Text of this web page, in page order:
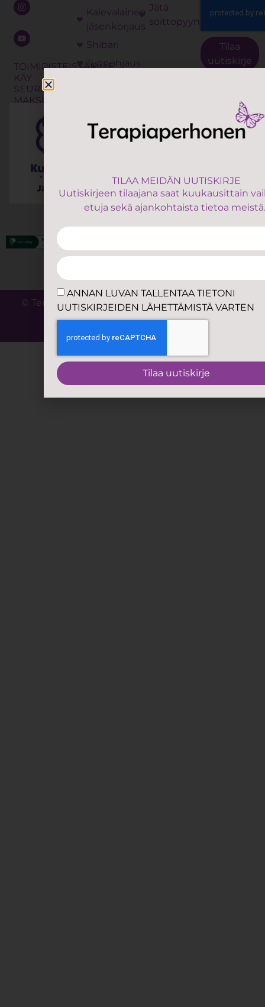
TOIMIPISTEISSÄMME
KÄY
SEURAAVAT
MAKSUTAVAT:
Kalevalainen
jäsenkorjaus
Shibari
Työnohjaus
Jätä
soittopyyntö
Tilaa
uutiskirje
VERKKOKAUPAN MAKSUTAVAT:
© Terapiaperhonen. Y-tunnus 2450832-7. Kaikki
oikeudet pidätetään.
TILAA MEIDÄN UUTISKIRJE
Uutiskirjeen tilaajana saat kuukausittain
etuja sekä ajankohtaista tietoa
ANNAN LUVAN TALLENTAA TIETONI
UUTISKIRJEIDEN LÄHETTÄMISTÄ VARTEN
Tilaa uutiskirje